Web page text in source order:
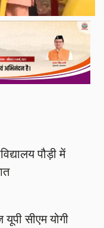
पौड़ी में
सीएम योगी